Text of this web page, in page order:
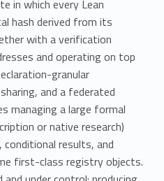
in which every Lean
hash derived from its
with a verification
and operating on top
granular
and a federated
managing a large formal
or native research)
results, and
first-class registry objects.